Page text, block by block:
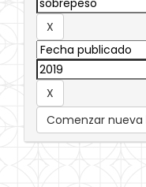
Comenzar nueva